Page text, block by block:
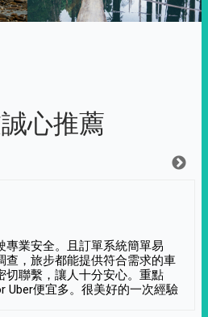
心推薦
專業安全。且訂單系統簡單易
查，旅步都能提供符合需求的車
切聯繫，讓人十分安心。重點
Uber便宜多。很美好的一次經驗